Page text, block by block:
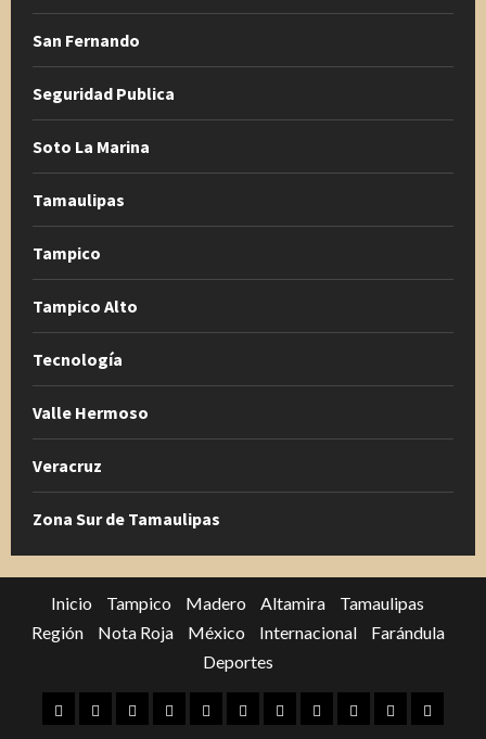
San Fernando
Seguridad Publica
Soto La Marina
Tamaulipas
Tampico
Tampico Alto
Tecnología
Valle Hermoso
Veracruz
Zona Sur de Tamaulipas
Inicio Tampico Madero Altamira
Tamaulipas
Región
Nota Roja México Internacional
Farándula
Deportes
InicioTampicoMaderoAltamiraTamaulipas
RegiónNota MéxicoInternacional
Farándula